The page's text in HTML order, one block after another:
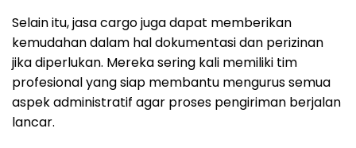
Selain itu, jasa cargo juga dapat memberikan
kemudahan dalam hal dokumentasi dan perizinan
jika diperlukan. Mereka sering kali memiliki tim
profesional yang siap membantu mengurus semua
aspek administratif agar proses pengiriman berjalan
lancar.